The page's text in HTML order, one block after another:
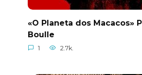
«O Planeta dos Macacos»
Boulle
1 2.7k.